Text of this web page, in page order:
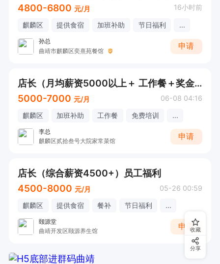
4800-6800 元/月 16小时前
麒麟区 提供食宿 加班补助 节日福利 ...
孙总
曲靖市麒麟区奕熹苑餐馆
申请
店长（月均薪资5000以上＋ 工作餐＋奖金）
5000-7000 元/月 06-08 04:16
麒麟区 加班补助 工作餐 免费培训 ...
李总
麒麟区贰拾叁号大院家常菜馆
申请
店长（综合薪资4500+）员工福利
4500-8000 元/月 05-26 00:59
麒麟区 提供食宿 餐补 节日福利 ...
颐源堂
曲靖开发区颐源养生馆
申请收藏
分享